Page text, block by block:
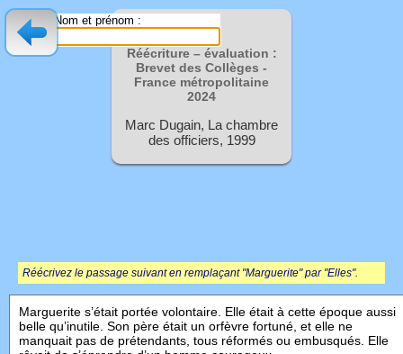
Nom et prénom :
Réécriture – évaluation :
Brevet des Collèges -
France métropolitaine
2024
Marc Dugain, La chambre
des officiers, 1999
Réécrivez le passage suivant en remplaçant "Marguerite" par "Elles".